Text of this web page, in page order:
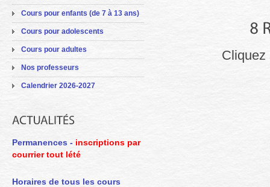
Cours pour enfants (de 7 à 13 ans)
Cours pour adolescents
Cours pour adultes
Nos professeurs
Calendrier 2026-2027
Permanences - inscriptions par
courrier tout lété
Horaires de tous les cours
Cliquez